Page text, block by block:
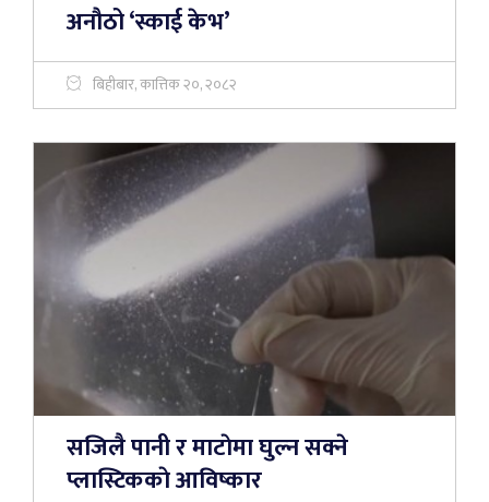
अनौठो ‘स्काई केभ’
बिहीबार, कात्तिक २०, २०८२
सजिलै पानी र माटाेमा घुल्न सक्ने
प्लास्टिककाे आविष्कार